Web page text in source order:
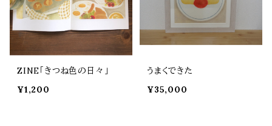
ZINE「きつね色の日々」
¥1,200
うまくできた
¥35,000